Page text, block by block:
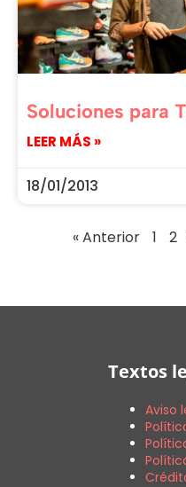
Soluciones para
LEER MÁS »
18/01/2013
« Anterior 1 2
Textos
Aviso